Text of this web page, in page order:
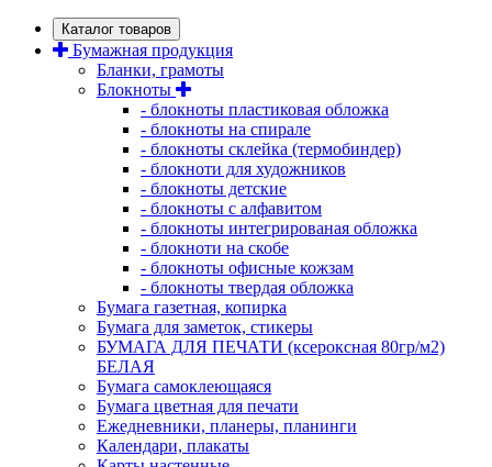
Каталог товаров
Бумажная продукция
Бланки, грамоты
Блокноты
- блокноты пластиковая обложка
- блокноты на спирале
- блокноты склейка (термобиндер)
- блокноти для художников
- блокноты детские
- блокноты с алфавитом
- блокноты интегрированая обложка
- блокноти на скобе
- блокноты офисные кожзам
- блокноты твердая обложка
Бумага газетная, копирка
Бумага для заметок, стикеры
БУМАГА ДЛЯ ПЕЧАТИ (ксероксная 80гр/м2)
БЕЛАЯ
Бумага самоклеющаяся
Бумага цветная для печати
Ежедневники, планеры, планинги
Календари, плакаты